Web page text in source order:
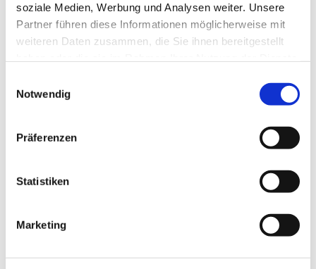
soziale Medien, Werbung und Analysen weiter. Unsere
Partner führen diese Informationen möglicherweise mit
weiteren Daten zusammen, die Sie ihnen bereitgestellt
Notwendig
Präferenzen
Statistiken
Marketing